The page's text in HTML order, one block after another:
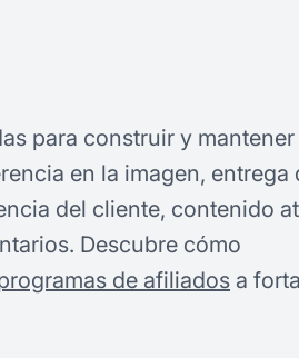
para construir y
en la imagen, entrega
del cliente, contenido
Descubre cómo
de afiliados a